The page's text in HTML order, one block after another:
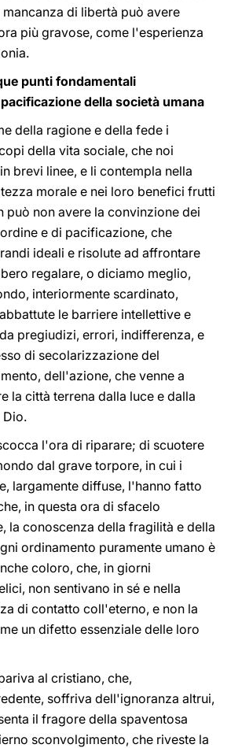
di libertà può avere
più gravose, come l'esperienza
punti fondamentali
della società umana
della ragione e della fede i
della vita sociale, che noi
brevi linee, e li contempla nella
morale e nei loro benefici frutti
può non avere la convinzione dei
e di pacificazione, che
ideali e risolute ad affrontare
regalare, o diciamo meglio,
interiormente scardinato,
le barriere intellettive e
pregiudizi, errori, indifferenza, e
di secolarizzazione del
dell'azione, che venne a
la città terrena dalla luce e dalla
l'ora di riparare; di scuotere
dal grave torpore, in cui i
largamente diffuse, l'hanno fatto
in questa ora di sfacelo
la conoscenza della fragilità e della
ordinamento puramente umano è
coloro, che, in giorni
non sentivano in sé e nella
di contatto coll'eterno, e non la
un difetto essenziale delle loro
al cristiano, che,
soffriva dell'ignoranza altrui,
il fragore della spaventosa
sconvolgimento, che riveste la